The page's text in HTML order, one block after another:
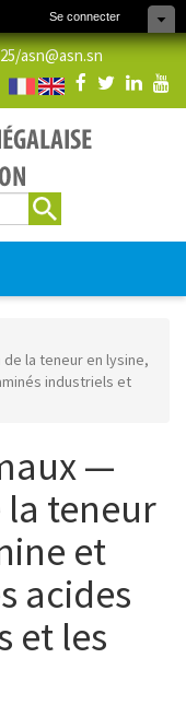
Se connecter
asn@asn.sn
recherche
la teneur en lysine,
industriels et
—
teneur
et
acides
et les